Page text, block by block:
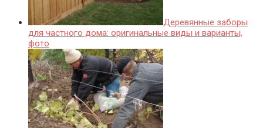
Деревянные заборы
для частного дома: оригинальные виды и варианты,
фото